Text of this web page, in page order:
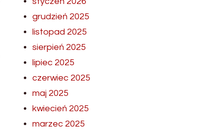
grudzień 2025
listopad 2025
sierpień 2025
lipiec 2025
czerwiec 2025
maj 2025
kwiecień 2025
marzec 2025